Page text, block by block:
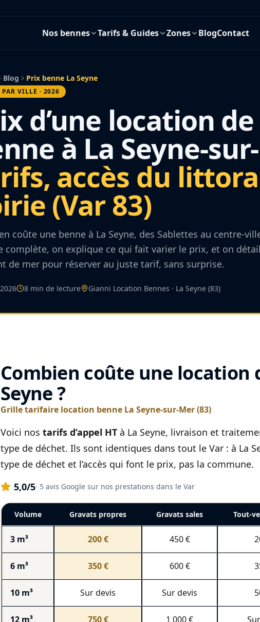
Nos bennes Tarifs & Guides Zones BlogContact
Blog Prix benne La Seyne
VILLE · 2026
d’une location de
à La Seyne-
accès du
(Var 83)
coûte une benne à La Seyne, des Sablettes au centre-
complète, on explique ce qui fait varier le prix, et on
de mer pour réserver au juste tarif, sans surprise.
8 min de lecture Gianni Location Bennes · La Seyne (83)
Combien coûte une location
Seyne ?
Grille tarifaire location benne La Seyne-sur-Mer (83)
Voici nos tarifs d’appel HT à La Seyne, livraison et
type de déchet. Ils sont identiques dans tout le Var : à La
type de déchet et l’accès qui font le prix, pas la commune.
5,0/5· 5 avis Google sur nos prestations dans le Var
Volume Gravats propres Gravats sales Tout-
3 m³ 200 € 450 €
6 m³ 350 € 600 €
10 m³ Sur devis Sur devis
12 m³ 750 € 1 000 €